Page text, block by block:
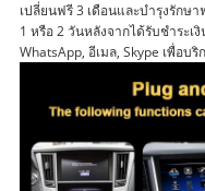
เปลี่ยนฟรี 3 เดือนและบำรุงรัก
1 หรือ 2 วันหลังจากได้รับชำระ
WhatsApp, อีเมล, Skype เพื่อบ